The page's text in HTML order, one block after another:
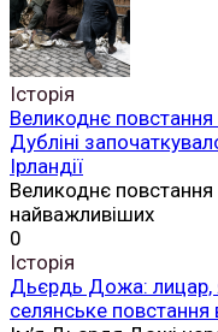
Історія
Великоднє
Дубліні
Ірландії
Великоднє
найважливіших
0
Історія
Дьєрдь Дожа: лицар,
селянське повстання